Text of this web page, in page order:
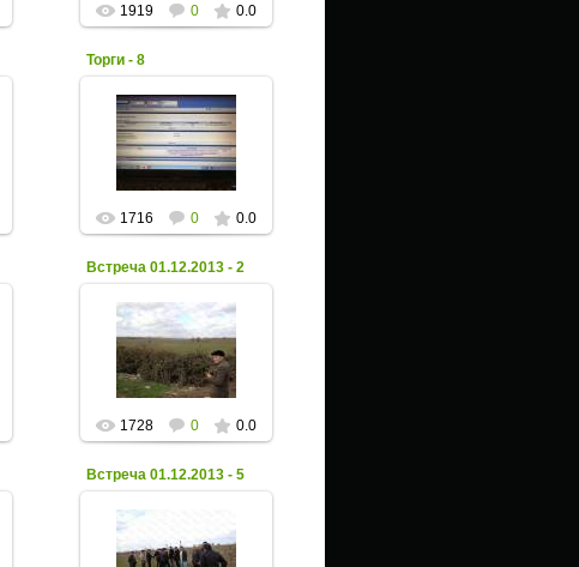
1919 0 0.0
Торги - 8
26 Января 2014
Xpax
1716 0 0.0
Встреча 01.12.2013 - 2
06 Декабря 2013
Xpax
1728 0 0.0
Встреча 01.12.2013 - 5
06 Декабря 2013